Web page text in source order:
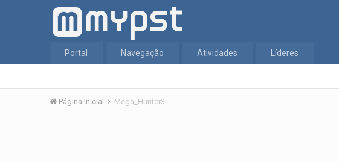
Portal Navegação Atividades Líderes
Página Inicial Mega_Hunter3